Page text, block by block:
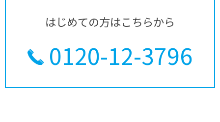
はじめての方はこちらから
0120-12-3796